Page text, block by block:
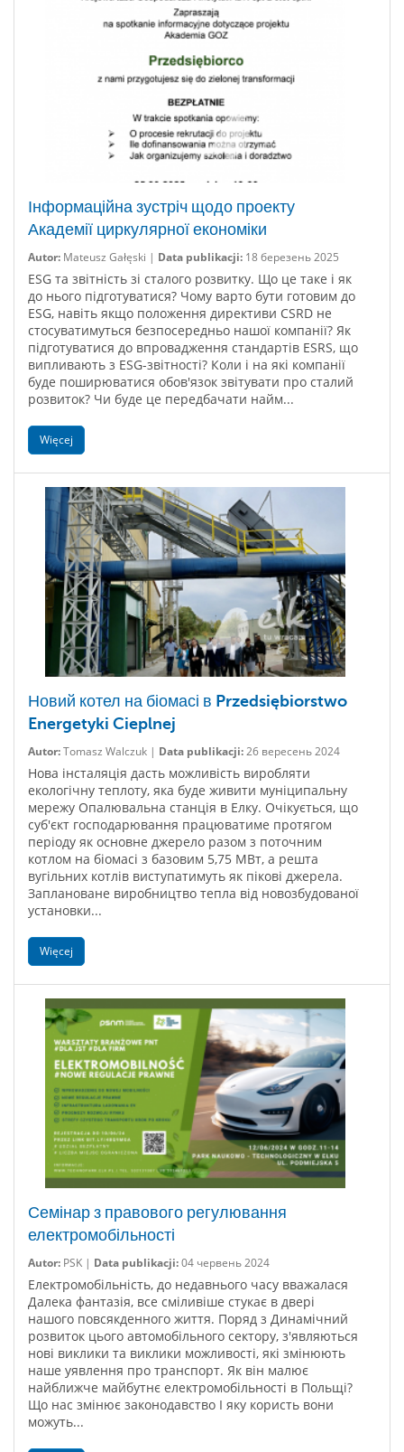
Інформаційна зустріч щодо проекту
Академії циркулярної економіки
Autor: Mateusz Gałęski | Data publikacji: 18 березень 2025
ESG та звітність зі сталого розвитку. Що це таке і як
до нього підготуватися? Чому варто бути готовим до
ESG, навіть якщо положення директиви CSRD не
стосуватимуться безпосередньо нашої компанії? Як
підготуватися до впровадження стандартів ESRS, що
випливають з ESG-звітності? Коли і на які компанії
буде поширюватися обов'язок звітувати про сталий
розвиток? Чи буде це передбачати найм...
Więcej
Новий котел на біомасі в Przedsiębiorstwo
Energetyki Cieplnej
Autor:Tomasz Walczuk | Data publikacji:26 вересень 2024
Нова інсталяція дасть можливість виробляти
екологічну теплоту, яка буде живити муніципальну
мережу Опалювальна станція в Елку. Очікується, що
суб'єкт господарювання працюватиме протягом
періоду як основне джерело разом з поточним
котлом на біомасі з базовим 5,75 МВт, а решта
вугільних котлів виступатимуть як пікові джерела.
Заплановане виробництво тепла від новозбудованої
установки...
Więcej
Семінар з правового регулювання
електромобільності
Autor: PSK | Data publikacji:04 червень 2024
Електромобільність, до недавнього часу вважалася
Далека фантазія, все сміливіше стукає в двері
нашого повсякденного життя. Поряд з Динамічний
розвиток цього автомобільного сектору, з'являються
нові виклики та виклики можливості, які змінюють
наше уявлення про транспорт. Як він малює
найближче майбутнє електромобільності в Польщі?
Що нас змінює законодавство І яку користь вони
можуть...